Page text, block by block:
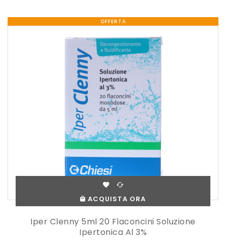
OFFERTA
ACQUISTA ORA
Iper Clenny 5ml 20 Flaconcini Soluzione
Ipertonica Al 3%